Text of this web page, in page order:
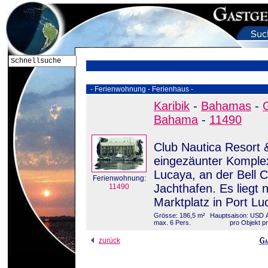
- Ferienwohnung - Ferienhaus -
Ferienwohnung:
11490
Karibik - Bahamas -
Bahama - 11490
Club Nautica Resort
eingezäunter
Lucaya, an der Bell
Jachthafen. Es liegt
Marktplatz in Port
Grösse: 186,5 m²
max. 6 Pers.
Hauptsaison: USD
pro Objekt
zurück